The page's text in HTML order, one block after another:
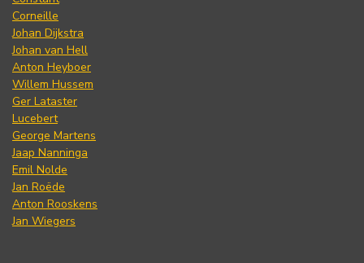
Corneille
Johan Dijkstra
Johan van Hell
Anton Heyboer
Willem Hussem
Ger Lataster
Lucebert
George Martens
Jaap Nanninga
Emil Nolde
Jan Roëde
Anton Rooskens
Jan Wiegers